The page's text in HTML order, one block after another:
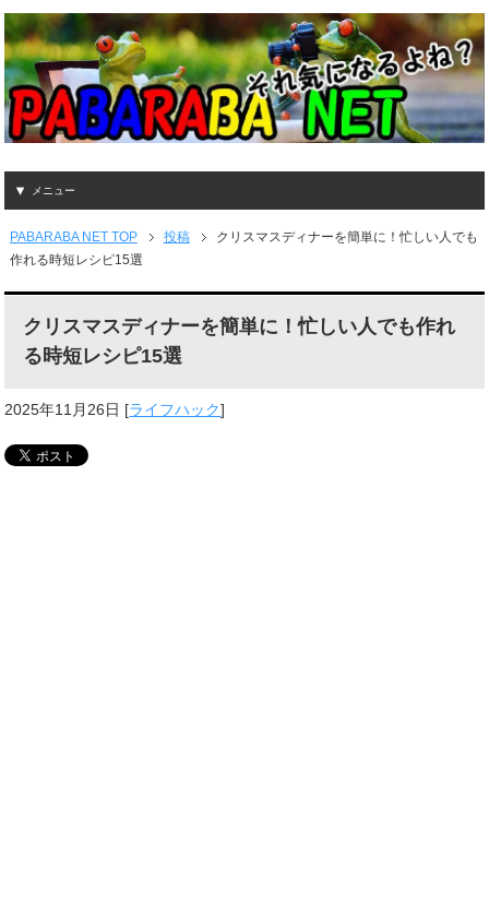
メニュー
PABARABA NET TOP 投稿
クリスマスディナーを簡単に！忙しい人でも
作れる時短レシピ15選
クリスマスディナーを簡単に！忙しい人でも作れ
る時短レシピ15選
2025年11月26日 [ライフハック]